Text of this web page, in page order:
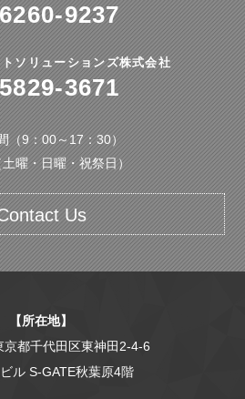
9237
ソリューションズ株式会社
3671
（9：00～17：30）
曜・日曜・祝祭日）
Us
【所在地】
京都千代田区東神田2-4-6
ル S-GATE秋葉原4階